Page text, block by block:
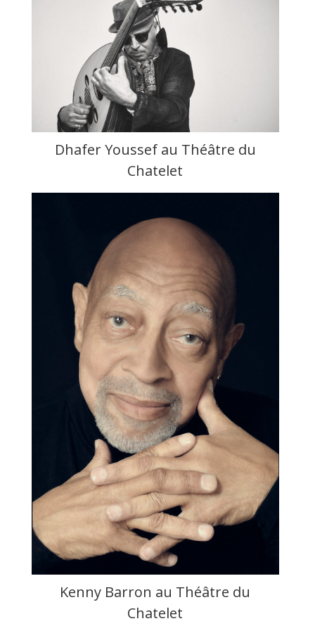
Dhafer Youssef au Théâtre du
Chatelet
Kenny Barron au Théâtre du
Chatelet